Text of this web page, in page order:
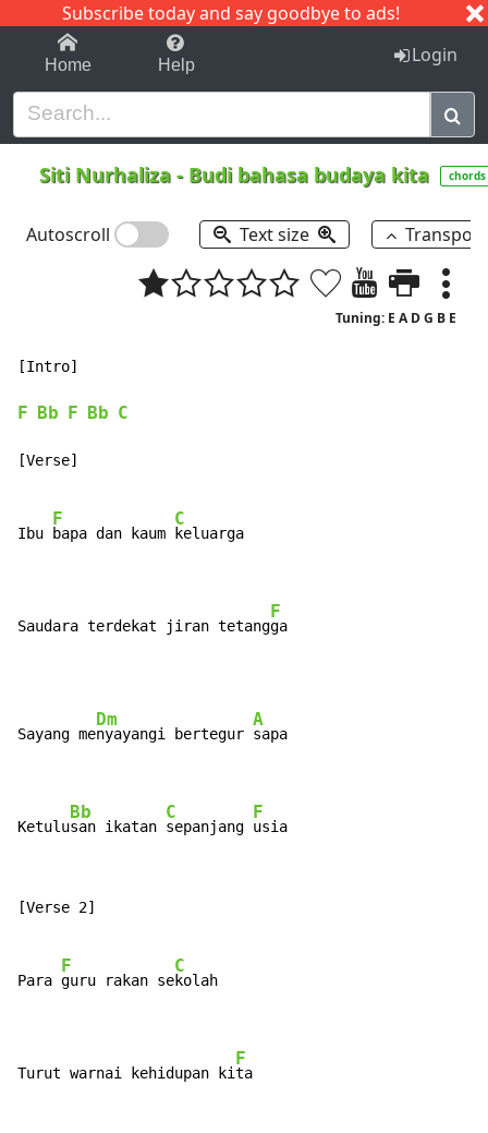
Subscribe today and say goodbye to ads!
1-9 C I J
Home Help Login
Siti Nurhaliza - Budi bahasa budaya kita chords
Autoscroll Text size
Tuning: E A D G B E
[Intro]
F Bb F Bb C
[Verse]
Ibu
F
bapa dan kaum
C
keluarga
Saudara terdekat jiran tetang
F
ga
Sayang me
Dm
nyayangi bertegur
A
sapa
Ketulu
Bb
san ikatan
C
sepanjang
F
usia
[Verse 2]
Para
F
guru rakan se
C
kolah
Turut warnai kehidupan ki
F
ta